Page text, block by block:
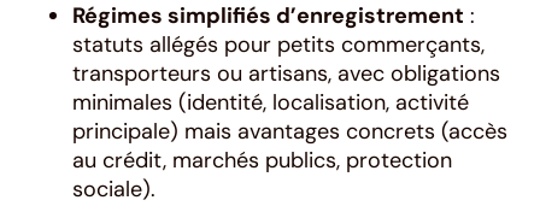
Régimes simplifiés d’enregistrement :
statuts allégés pour petits commerçants,
transporteurs ou artisans, avec obligations
minimales (identité, localisation, activité
principale) mais avantages concrets (accès
au crédit, marchés publics, protection
sociale).